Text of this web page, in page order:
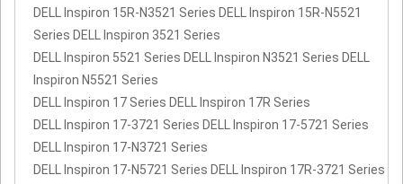
DELL Inspiron 15R-N3521 Series DELL Inspiron 15R-N5521
Series DELL Inspiron 3521 Series
DELL Inspiron 5521 Series DELL Inspiron N3521 Series DELL
Inspiron N5521 Series
DELL Inspiron 17 Series DELL Inspiron 17R Series
DELL Inspiron 17-3721 Series DELL Inspiron 17-5721 Series
DELL Inspiron 17-N3721 Series
DELL Inspiron 17-N5721 Series DELL Inspiron 17R-3721 Series